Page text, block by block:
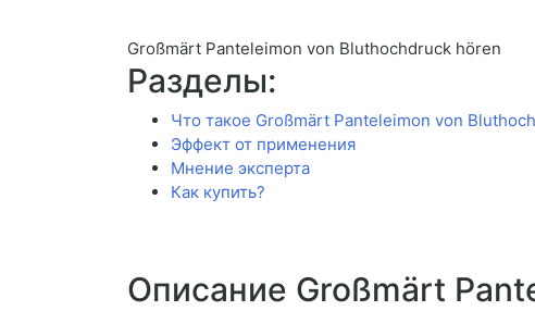
Großmärt Panteleimon von Bluthochdruck hören
Разделы:
Что такое Großmärt Panteleimon von
Эффект от применения
Мнение эксперта
Как купить?
Описание Großmärt